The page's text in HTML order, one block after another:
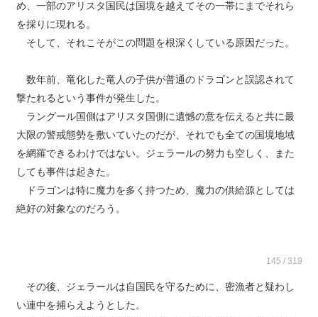
め、一部のアリスタ国民は国境を越えてその一帯にまでそれら
を採りに現れる。
そして、それこそがこの問題を根深くしている原因だった。
数年前、竜化した竜人の子供が普通のドラゴンと誤認されて
撃たれるという事件が発生した。
ラングール国側はアリスタ国側に遺憾の意を伝えると共に最
大限の警戒態勢を敷いていたのだが、それでも全ての国境地域
を網羅できるわけではない。ジェラールの努力も空しく、また
しても事件は起きた。
ドラゴンは特に魔力を多く持つため、魔力の供給源としては
絶好の対象なのだろう。
145 / 319
その後、ジェラールは自国民を守るために、密漁者と疑わし
い連中を捕らえようとした。